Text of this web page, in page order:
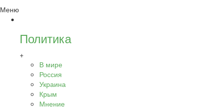
Меню
Политика
+
В мире
Россия
Украина
Крым
Мнение